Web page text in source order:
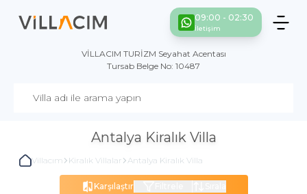
09:00 - 02:30
İletişim
VİLLACIM TURİZM Seyahat Acentası
Tursab Belge No: 10487
Antalya Kiralık Villa
Villacım Kiralık Villalar Antalya Kiralık Villa
Karşılaştır